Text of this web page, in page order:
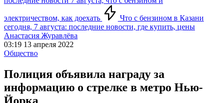
электричеством, как доехать
Что с бензином в Казани
сегодня, 7 августа: последние новости, где купить, цены
Анастасия Журавлёва
03:19 13 апреля 2022
Общество
Полиция объявила награду за
информацию о стрелке в метро Нью-